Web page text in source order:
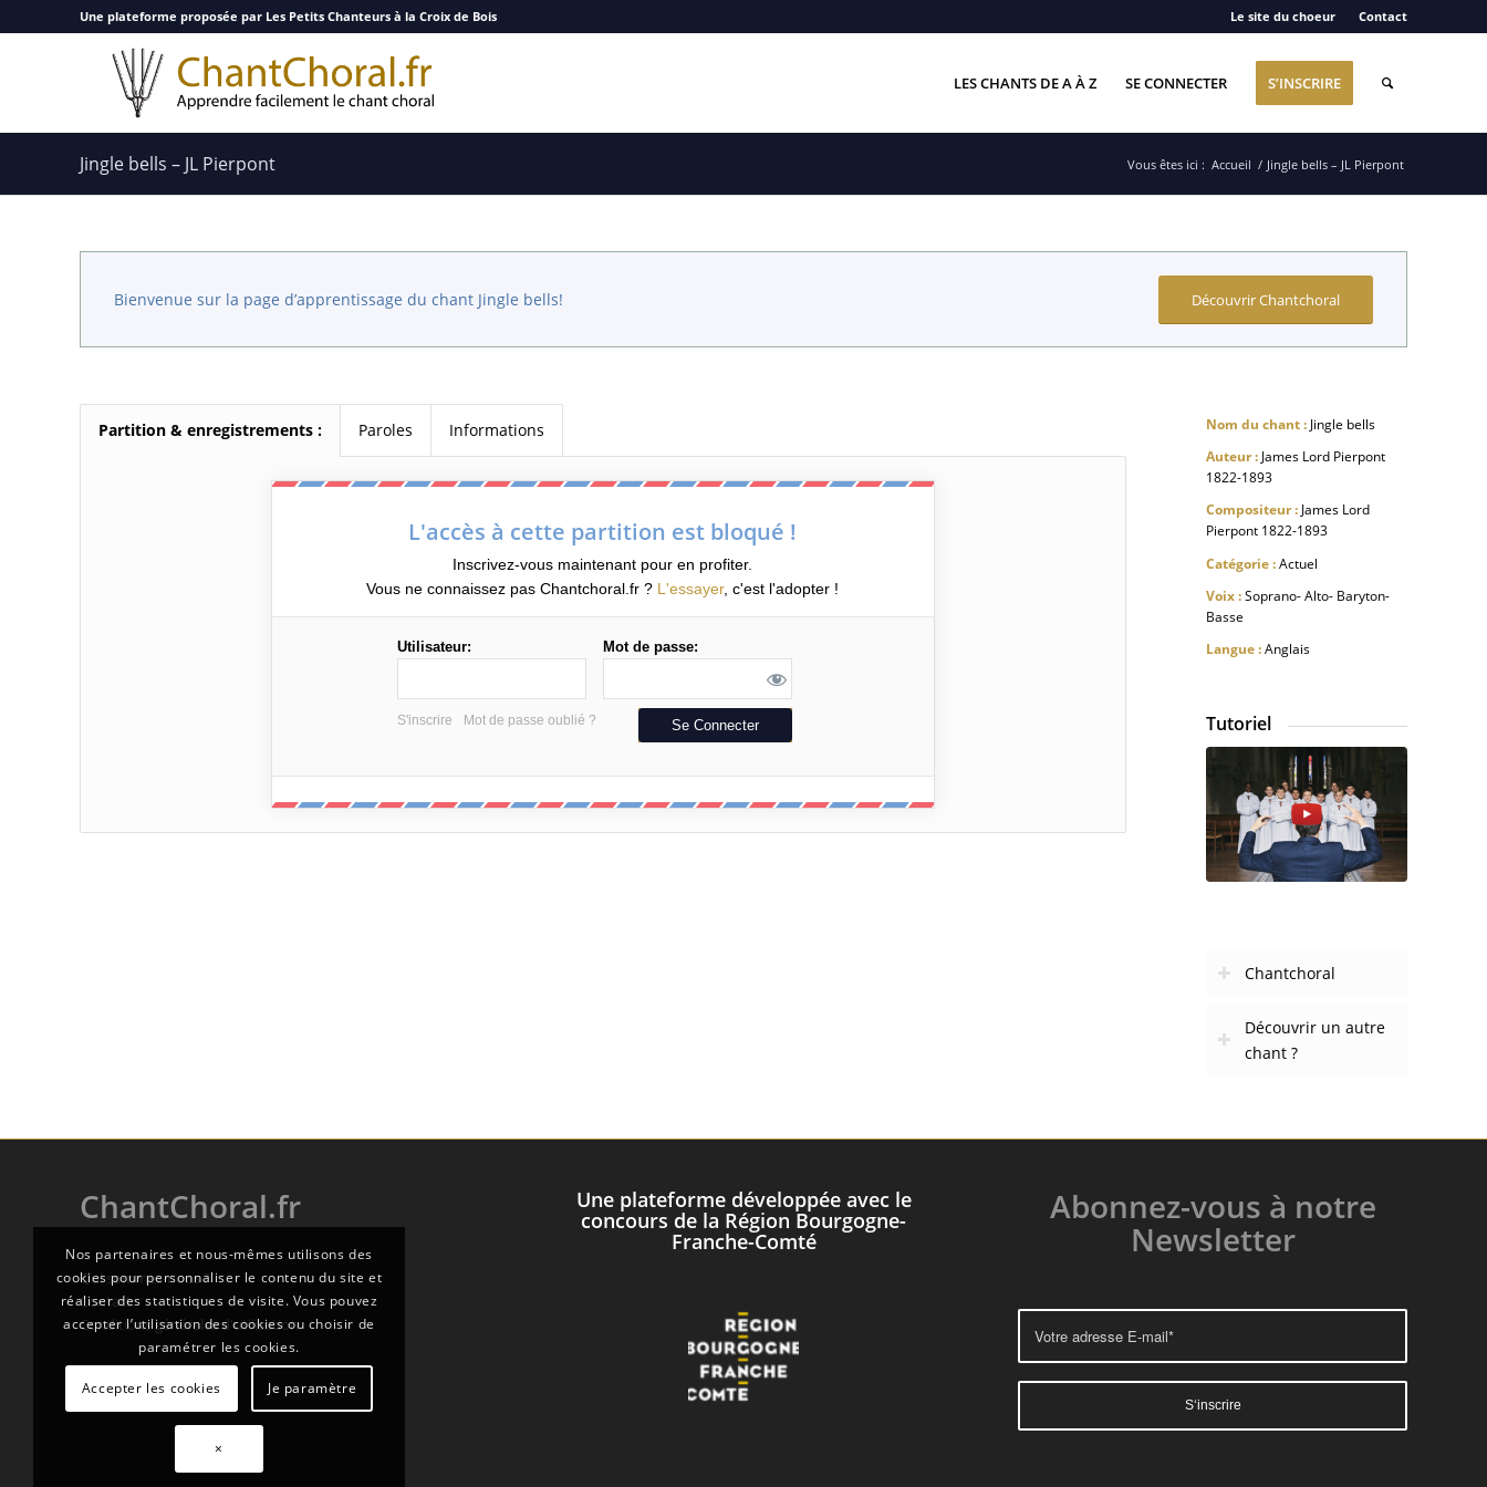
Le site du choeur Contact
Une plateforme proposée par Les Petits Chanteurs à la Croix de Bois
LES CHANTS DE A À Z SE CONNECTER S’INSCRIRE
Jingle bells – JL Pierpont Vous êtes ici : Accueil / Jingle bells – JL Pierpont
Bienvenue sur la page d’apprentissage du chant Jingle bells! Découvrir Chantchoral
Partition & enregistrements : Paroles Informations
L'accès à cette partition est bloqué !
Inscrivez-vous maintenant pour en profiter.
Vous ne connaissez pas Chantchoral.fr ? L'essayer, c'est l'adopter !
Utilisateur: Mot de passe:
S'inscrire Mot de passe oublié ?
Nom du chant :Jingle bells
Auteur :James Lord Pierpont
1822-1893
Compositeur :James Lord
Pierpont 1822-1893
Catégorie :Actuel
Voix :Soprano- Alto- Baryton-
Basse
Langue :Anglais
Tutoriel
Chantchoral
Découvrir un autre
chant ?
ChantChoral.fr
Qui sommes-nous ?
Contact
Conditions générales d'utilisation
Une plateforme développée avec le
concours de la Région Bourgogne-
Franche-Comté
Abonnez-vous à notre
Newsletter
Nos partenaires et nous-mêmes utilisons des
cookies pour personnaliser le contenu du site et
réaliser des statistiques de visite. Vous pouvez
accepter l’utilisation des cookies ou choisir de
paramétrer les cookies.
Accepter les cookies Je paramètre
×